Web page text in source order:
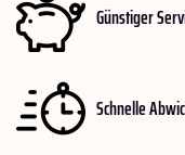
Günstiger
Schnelle